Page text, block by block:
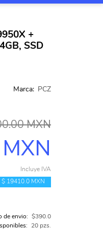
+
SSD
Marca: PCZ
MXN
Incluye IVA
19410.0 MXN
de envio: $390.0
20 pzs.